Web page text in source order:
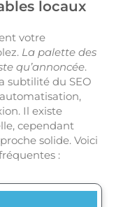
locaux
votre
La palette des
qu’annoncée.
subtilité du SEO
Il existe
cependant
solide. Voici
: